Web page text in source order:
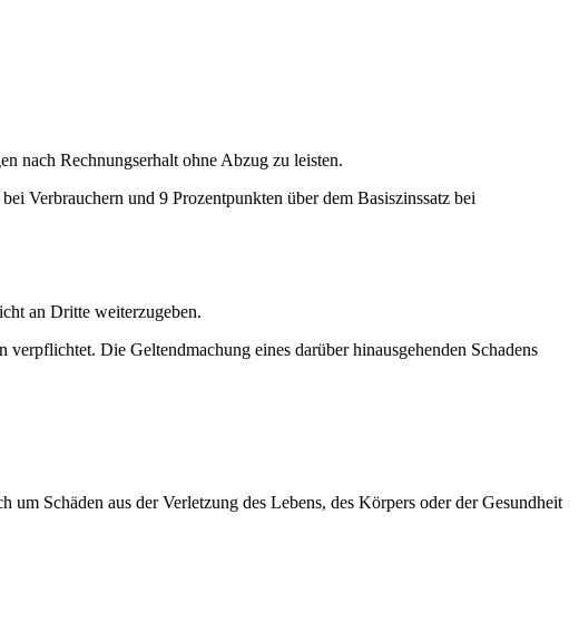
nach Rechnungserhalt ohne Abzug zu leisten.
Verbrauchern und 9 Prozentpunkten über dem Basiszinssatz bei
an Dritte weiterzugeben.
Die Geltendmachung eines darüber hinausgehenden Schadens
Schäden aus der Verletzung des Lebens, des Körpers oder der Gesundheit